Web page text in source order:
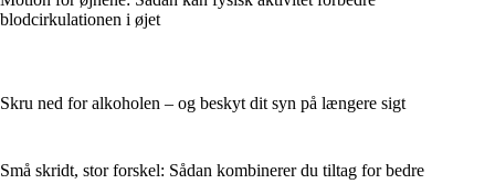
blodcirkulationen i øjet
Skru ned for alkoholen – og beskyt dit syn på længere sigt
Små skridt, stor forskel: Sådan kombinerer du tiltag for bedre